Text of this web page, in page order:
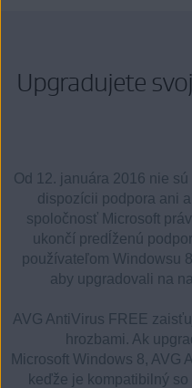
Upgradujete
Od 12. januára 2016 nie
dispozícii podpora ani
spoločnosť Microsoft
ukončí predĺženú
používateľom Windowsu
aby upgradovali na
AVG AntiVirus FREE
hrozbami. Ak
Microsoft Windows 8, AVG
keďže je kompatibilný